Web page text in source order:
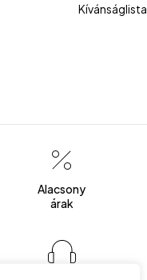
Kívánságlista
Alacsony
árak